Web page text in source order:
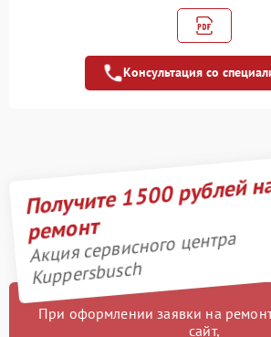
Замена уплотнительных
Замена ручки горелки 1300
Замена платы
управления
Замена одной горелки
Замена насоса
Консультация со
Получите 1500 рублей
ремонт
Акция сервисного центра
Kuppersbusch
При оформлении заявки на
сайт,